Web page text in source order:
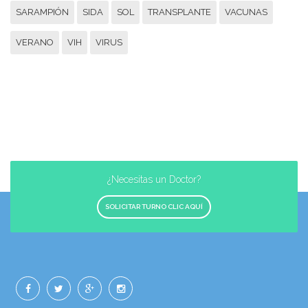
SARAMPIÓN SIDA SOL TRANSPLANTE VACUNAS
VERANO VIH VIRUS
¿Necesitas un Doctor?
SOLICITAR TURNO CLIC AQUÍ